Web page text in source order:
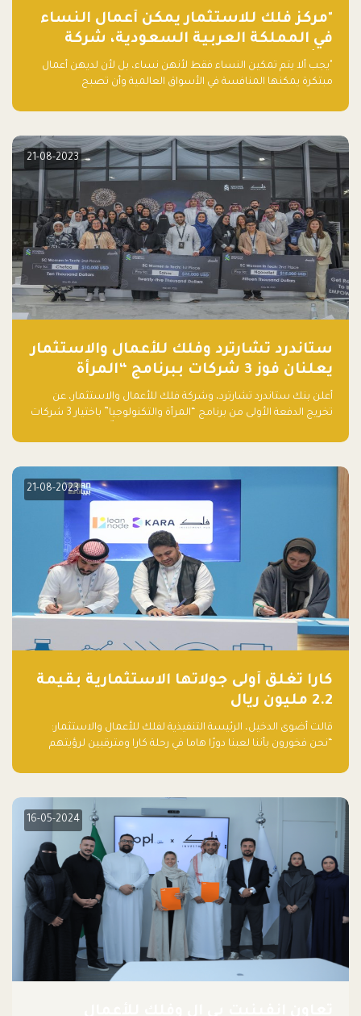
"مركز فلك للاستثمار يمكّن أعمال النساء
في المملكة العربية السعودية، شركة
ناشئة تلو الأخرى."
"يجب ألا يتم تمكين النساء فقط لأنهن نساء، بل لأن لديهن أعمال
مبتكرة يمكنها المنافسة في الأسواق العالمية وأن تصبح
21-08-2023
ستاندرد تشارترد وفلك للأعمال والاستثمار
يعلنان فوز 3 شركات ببرنامج “المرأة
والتكنولوجيا”
أعلن بنك ستاندرد تشارترد، وشركة فلك للأعمال والاستثمار، عن
تخريج الدفعة الأولى من برنامج “المرأة والتكنولوجيا” باختيار 3 شركات
الأعمال، اللواتي خضعن لبرنامج حاضنة مدته 8 أسابيع، أفكاراً مبتكرة
21-08-2023
كارا تغلق أولى جولاتها الاستثمارية بقيمة
2.2 مليون ريال
قالت أضوى الدخيل، الرئيسة التنفيذية لفلك للأعمال والاستثمار:
“نحن فخورون بأننا لعبنا دورًا هاما في رحلة كارا ومترقبين لرؤيتهم
جيدًا لكوكبنا فحسب، بل إنه جيد أيضًا للأعمال”.
16-05-2024